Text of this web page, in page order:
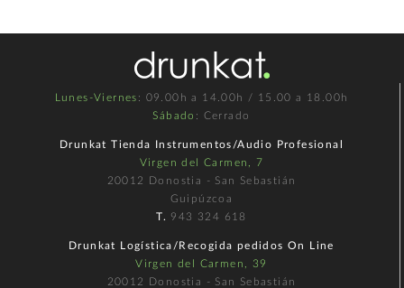
Lunes-Viernes : 09.00h a 14.00h / 15.00 a 18.00h
Sábado : Cerrado
Drunkat Tienda Instrumentos/Audio Profesional
Virgen del Carmen, 7
20012 Donostia - San Sebastián
Guipúzcoa
T. 943 324 618
Drunkat Logística/Recogida pedidos On Line
Virgen del Carmen, 39
20012 Donostia - San Sebastián